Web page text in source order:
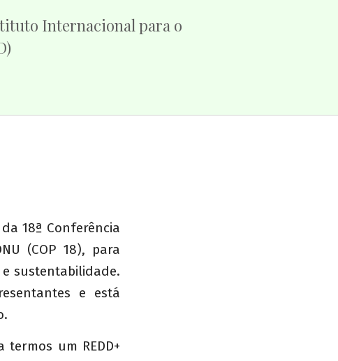
Internacional para o
18ª Conferência
(COP 18), para
sustentabilidade.
e está
um REDD+